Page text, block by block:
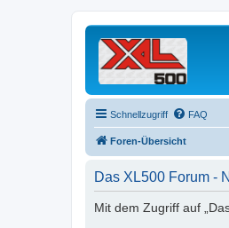
Schnellzugriff FAQ
Foren-Übersicht
Das XL500 Forum -
Mit dem Zugriff auf